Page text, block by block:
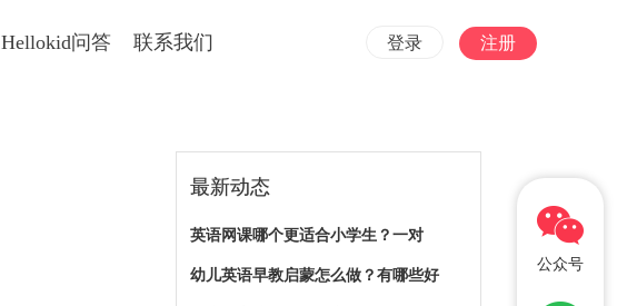
Hellokid问答 联系我们 登录 注册
最新动态
英语网课哪个更适合小学生？一对
幼儿英语早教启蒙怎么做？有哪些好
公众号